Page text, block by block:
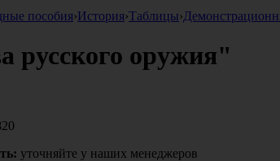
пособия›История›Таблицы›
русского оружия"
уточняйте у наших менеджеров